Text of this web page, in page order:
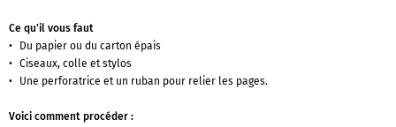
Ce qu'il vous faut
Du papier ou du carton épais
Ciseaux, colle et stylos
Une perforatrice et un ruban pour relier les pages.
Voici comment procéder :